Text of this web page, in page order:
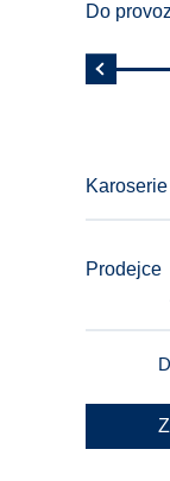
Do
Karoserie
Prodejce